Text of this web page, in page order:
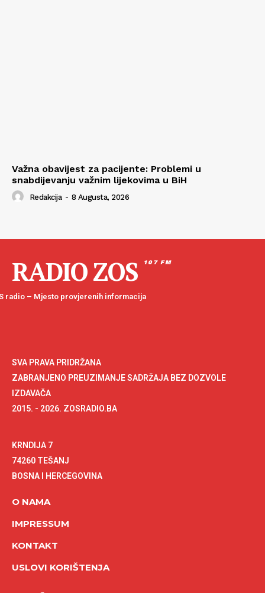
Važna obavijest za pacijente: Problemi u
snabdijevanju važnim lijekovima u BiH
Redakcija - 8 Augusta, 2026
RADIO ZOS 107 FM
radio – Mjesto provjerenih informacija
SVA PRAVA PRIDRŽANA
ZABRANJENO PREUZIMANJE SADRŽAJA BEZ DOZVOLE
IZDAVAČA
2015. - 2026. ZOSRADIO.BA
KRNDIJA 7
74260 TEŠANJ
BOSNA I HERCEGOVINA
O NAMA
IMPRESSUM
KONTAKT
USLOVI KORIŠTENJA